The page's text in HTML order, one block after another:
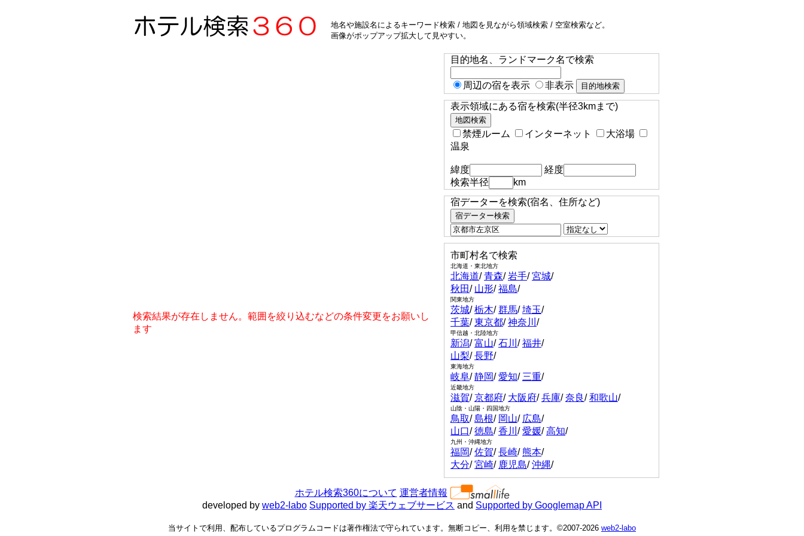
地名や施設名によるキーワード検索 / 地図を見ながら領域検索 / 空室検索など。
画像がポップアップ拡大して見やすい。
検索結果が存在しません。範囲を絞り込むなどの条件変更をお願いし
ます
目的地名、ランドマーク名で検索
周辺の宿を表示 非表示
表示領域にある宿を検索(半径3kmまで)
禁煙ルーム インターネット
大浴場
温泉
緯度
経度
検索半径
km
宿データーを検索(宿名、住所など)
市町村名で検索
北海道・東北地方
北海道/青森/岩手/宮城/
秋田/ 山形/福島/
関東地方
茨城/栃木/群馬/埼玉/
千葉/東京都/神奈川 /
甲信越・北陸地方
新潟/富山/石川 /福井/
山梨/長野/
東海地方
岐阜/静岡/愛知/ 三重/
近畿地方
滋賀/京都府/ 大阪府/兵庫/奈良/和歌山/
山陰・山陽・四国地方
鳥取/島根/ 岡山/ 広島/
山口/徳島/香川 /愛媛/高知/
九州・沖縄地方
福岡/佐賀/長崎/熊本/
大分/宮崎/ 鹿児島/沖縄/
ホテル検索360について 運営者情報
developed by web2-labo Supported by 楽天ウェブサービス and Supported by Googlemap API
当サイトで利用、配布しているプログラムコードは著作権法で守られています。無断コピー、利用を禁じます。©2007-2026 web2-labo